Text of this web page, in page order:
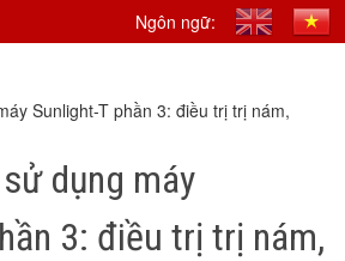
Ngôn ngữ:
Sunlight-T phần 3: điều trị trị nám,
dụng máy
3: điều trị trị nám,